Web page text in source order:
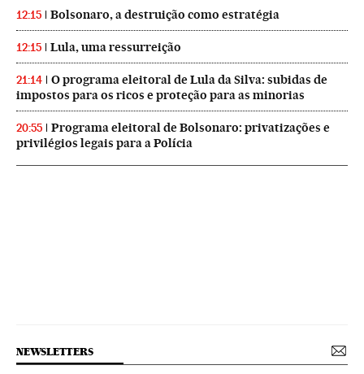
12:15 Bolsonaro, a destruição como estratégia
12:15 Lula, uma ressurreição
21:14
O programa eleitoral de Lula da Silva: subidas de
impostos para os ricos e proteção para as minorias
20:55
Programa eleitoral de Bolsonaro: privatizações e
privilégios legais para a Polícia
NEWSLETTERS